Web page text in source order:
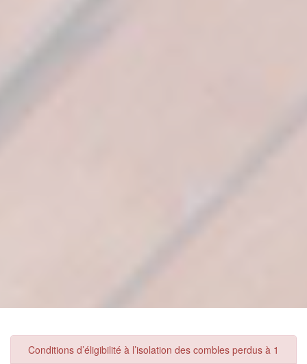
Conditions d’éligibilité à l’isolation des combles perdus à 1